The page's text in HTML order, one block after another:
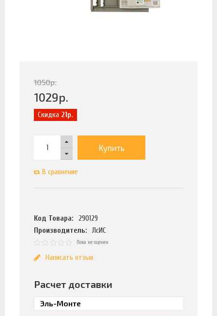
1050р.
1029р.
Скидка 21р.
Купить
В сравнение
Код Товара:
290129
Производитель:
ЛсИС
Пока не оценен
Написать отзыв
Расчет доставки